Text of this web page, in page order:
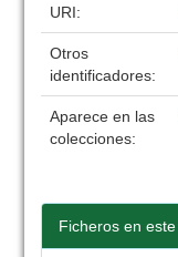
URI:
Otros
identificadores:
Aparece en las
colecciones:
Ficheros en